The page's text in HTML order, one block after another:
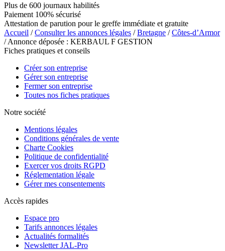
Plus de 600 journaux habilités
Paiement 100% sécurisé
Attestation de parution pour le greffe immédiate et gratuite
Accueil /Consulter les annonces légales /Bretagne /Côtes-d’Armor
/ Annonce déposée : KERBAUL F GESTION
Fiches pratiques et conseils
Créer son entreprise
Gérer son entreprise
Fermer son entreprise
Toutes nos fiches pratiques
Notre société
Mentions légales
Conditions générales de vente
Charte Cookies
Politique de confidentialité
Exercer vos droits RGPD
Réglementation légale
Gérer mes consentements
Accès rapides
Espace pro
Tarifs annonces légales
Actualités formalités
Newsletter JAL-Pro